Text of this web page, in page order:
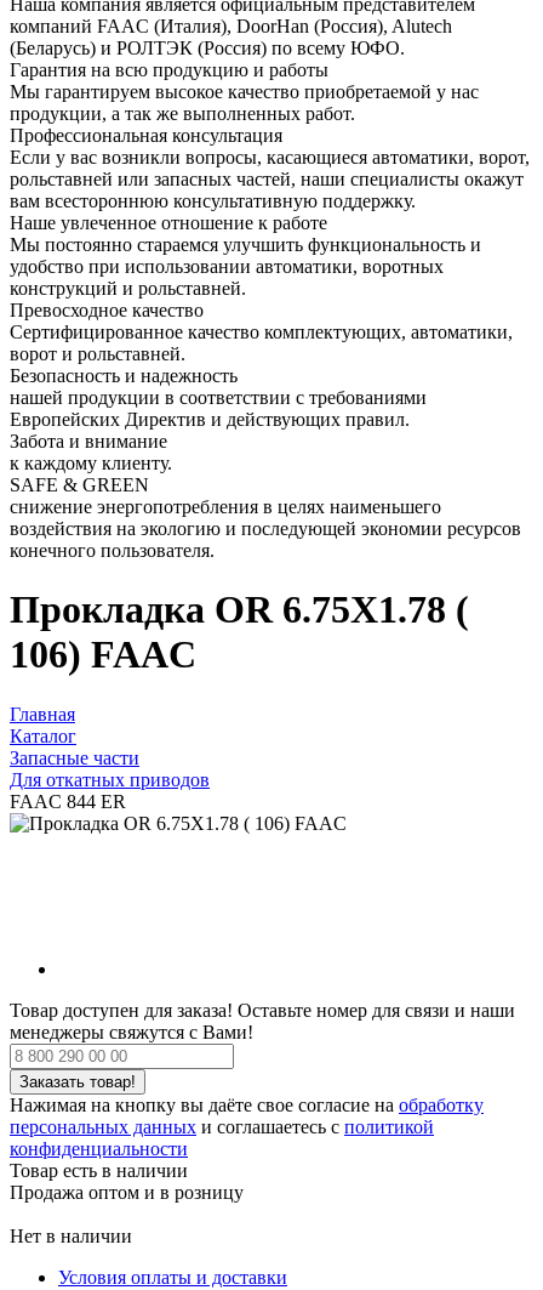
Наша компания является официальным представителем
компаний FAAC (Италия), DoorHan (Россия), Alutech
(Беларусь) и РОЛТЭК (Россия) по всему ЮФО.
Гарантия на всю продукцию и работы
Мы гарантируем высокое качество приобретаемой у нас
продукции, а так же выполненных работ.
Профессиональная консультация
Если у вас возникли вопросы, касающиеся автоматики, ворот,
рольставней или запасных частей, наши специалисты окажут
вам всестороннюю консультативную поддержку.
Наше увлеченное отношение к работе
Мы постоянно стараемся улучшить функциональность и
удобство при использовании автоматики, воротных
конструкций и рольставней.
Превосходное качество
Сертифицированное качество комплектующих, автоматики,
ворот и рольставней.
Безопасность и надежность
нашей продукции в соответствии с требованиями
Европейских Директив и действующих правил.
Забота и внимание
к каждому клиенту.
SAFE & GREEN
снижение энергопотребления в целях наименьшего
воздействия на экологию и последующей экономии ресурсов
конечного пользователя.
Прокладка OR 6.75X1.78 (
106) FAAC
Главная
Каталог
Запасные части
Для откатных приводов
FAAC 844 ER
Товар доступен для заказа! Оставьте номер для связи и наши
менеджеры свяжутся с Вами!
Нажимая на кнопку вы даёте свое согласие на обработку
персональных данных и соглашаетесь с политикой
конфиденциальности
Товар есть в наличии
Продажа оптом и в розницу
Нет в наличии
Условия оплаты и доставки